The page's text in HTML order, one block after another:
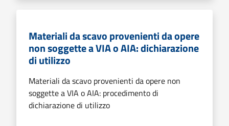
Materiali da scavo provenienti da opere
non soggette a VIA o AIA: dichiarazione
di utilizzo
Materiali da scavo provenienti da opere non
soggette a VIA o AIA: procedimento di
dichiarazione di utilizzo